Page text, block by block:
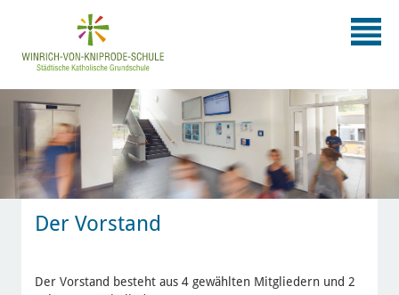
Der Vorstand
Der Vorstand besteht aus 4 gewählten Mitgliedern und 2